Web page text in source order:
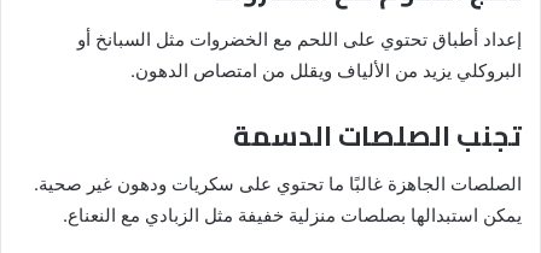
إعداد أطباق تحتوي على اللحم مع الخضروات مثل السبانخ أو
البروكلي يزيد من الألياف ويقلل من امتصاص الدهون.
تجنب الصلصات الدسمة
الصلصات الجاهزة غالبًا ما تحتوي على سكريات ودهون غير صحية.
يمكن استبدالها بصلصات منزلية خفيفة مثل الزبادي مع النعناع.